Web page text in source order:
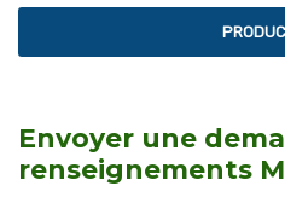
Envoyer une
renseignements